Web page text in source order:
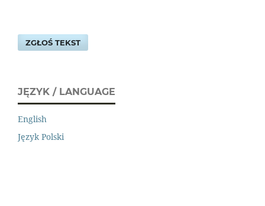
ZGŁOŚ TEKST
JĘZYK / LANGUAGE
English
Język Polski